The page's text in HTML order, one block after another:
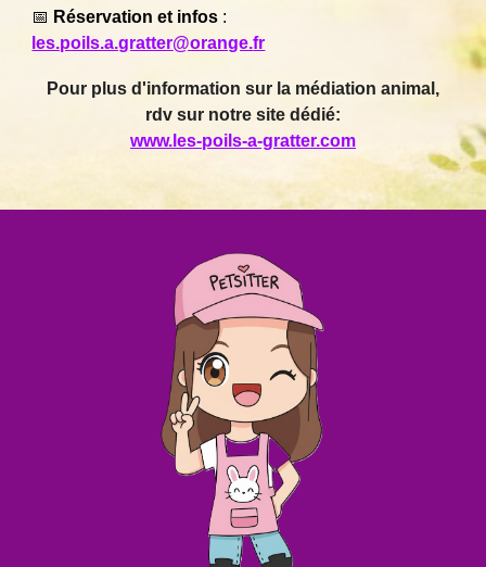
📅 Réservation et infos :
les.poils.a.gratter@orange.fr
Pour plus d'information sur la médiation animal,
rdv sur notre site dédié:
www.les-poils-a-gratter.com